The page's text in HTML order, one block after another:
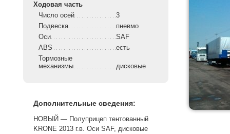
Ходовая часть
Число осей
3
Подвеска
пневмо
Оси
SAF
ABS
есть
Тормозные
механизмы
дисковые
Дополнительные сведения:
НОВЫЙ — Полуприцеп тентованный
KRONE 2013 г.в. Оси SAF, дисковые